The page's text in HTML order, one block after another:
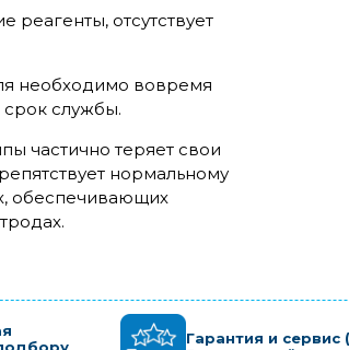
отсутствует
необходимо вовремя
срок службы.
частично теряет свои
нормальному
обеспечивающих
Гарантия и сервис